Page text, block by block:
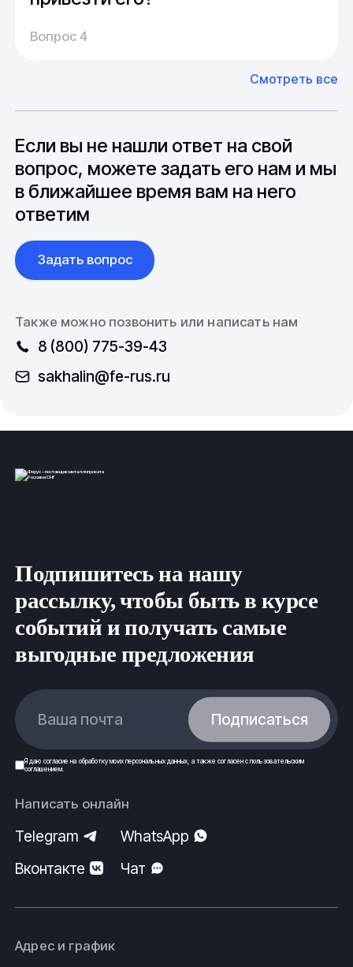
Производство:
20-25 дней, но в зависимости от различных
может быть сокращен до 1 недели.
до 6 месяцев производства.
У нас большой опыт поставок из Европы и
Азии. Через наших партнеров мы сможем
вопросы связанные с документацией и
международной логистикой.
Вопрос 4
Смотреть все
Если вы не нашли ответ на свой
вопрос, можете задать его нам и мы
в ближайшее время вам на него
ответим
Задать вопрос
Также можно позвонить или написать нам
8 (800) 775-39-43
sakhalin@fe-rus.ru
Подпишитесь на нашу
рассылку, чтобы быть в курсе
событий и получать самые
выгодные предложения
Ваша почта Подписаться
Я даю согласие на обработку моих персональных данных , а также согласен спользовательским
соглашением.
Написать онлайн
Telegram
WhatsApp
Вконтакте
Чат
Адрес и график